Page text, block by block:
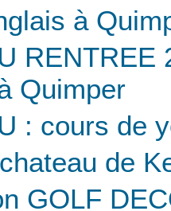
à
RENTREE
Quimper
: cours de
de
GOLF